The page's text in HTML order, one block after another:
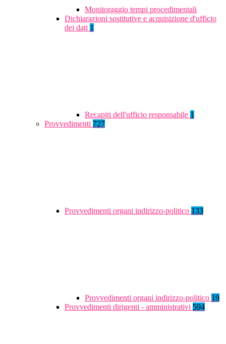
Monitoraggio tempi procedimentali
Dichiarazioni sostitutive e acquisizione d'ufficio
dei dati 1
Recapiti dell'ufficio responsabile 1
Provvedimenti 727
Provvedimenti organi indirizzo-politico 133
Provvedimenti organi indirizzo-politico 19
Provvedimenti dirigenti - amministrativi 594